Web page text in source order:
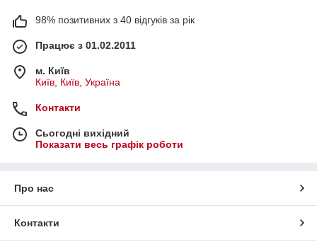
98% позитивних з 40 відгуків за рік
Працює з 01.02.2011
м. Київ
Київ, Київ, Україна
Контакти
Сьогодні вихідний
Показати весь графік роботи
Про нас
Контакти